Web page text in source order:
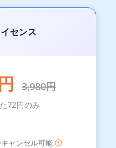
センス
3,980円
72円のみ
ャンセル可能